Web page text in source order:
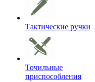
Тактические ручки
Точильные
приспособления